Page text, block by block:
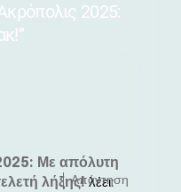
2025:
Με απόλυτη
λήξης! λέει:
Απάντηση